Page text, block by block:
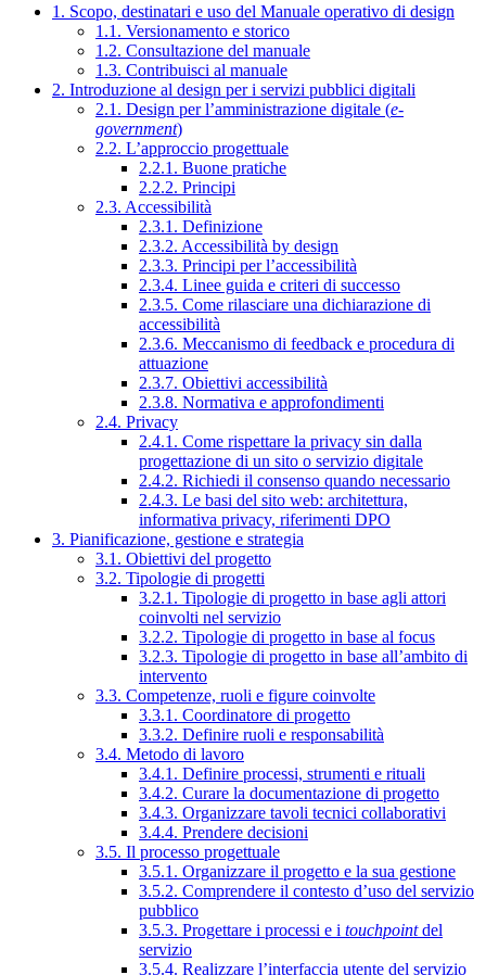
1. Scopo, destinatari e uso del Manuale operativo di design
1.1. Versionamento e storico
1.2. Consultazione del manuale
1.3. Contribuisci al manuale
2. Introduzione al design per i servizi pubblici digitali
2.1. Design per l’amministrazione digitale (e-
government)
2.2. L’approccio progettuale
2.2.1. Buone pratiche
2.2.2. Principi
2.3. Accessibilità
2.3.1. Definizione
2.3.2. Accessibilità by design
2.3.3. Principi per l’accessibilità
2.3.4. Linee guida e criteri di successo
2.3.5. Come rilasciare una dichiarazione di
accessibilità
2.3.6. Meccanismo di feedback e procedura di
attuazione
2.3.7. Obiettivi accessibilità
2.3.8. Normativa e approfondimenti
2.4. Privacy
2.4.1. Come rispettare la privacy sin dalla
progettazione di un sito o servizio digitale
2.4.2. Richiedi il consenso quando necessario
2.4.3. Le basi del sito web: architettura,
informativa privacy, riferimenti DPO
3. Pianificazione, gestione e strategia
3.1. Obiettivi del progetto
3.2. Tipologie di progetti
3.2.1. Tipologie di progetto in base agli attori
coinvolti nel servizio
3.2.2. Tipologie di progetto in base al focus
3.2.3. Tipologie di progetto in base all’ambito di
intervento
3.3. Competenze, ruoli e figure coinvolte
3.3.1. Coordinatore di progetto
3.3.2. Definire ruoli e responsabilità
3.4. Metodo di lavoro
3.4.1. Definire processi, strumenti e rituali
3.4.2. Curare la documentazione di progetto
3.4.3. Organizzare tavoli tecnici collaborativi
3.4.4. Prendere decisioni
3.5. Il processo progettuale
3.5.1. Organizzare il progetto e la sua gestione
3.5.2. Comprendere il contesto d’uso del servizio
pubblico
3.5.3. Progettare i processi e i touchpointdel
servizio
3.5.4. Realizzare l’interfaccia utente del servizio